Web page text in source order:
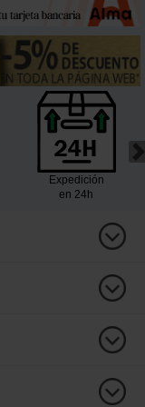
Expedición
en 24h